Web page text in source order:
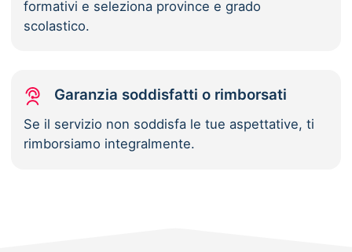
formativi e seleziona province e grado
scolastico.
Garanzia soddisfatti o rimborsati
Se il servizio non soddisfa le tue aspettative, ti
rimborsiamo integralmente.